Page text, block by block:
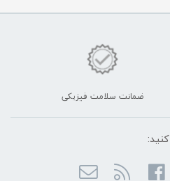
ضمانت سلامت فیزیکی